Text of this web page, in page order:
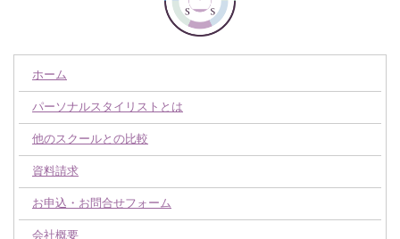
ホーム
パーソナルスタイリストとは
他のスクールとの比較
資料請求
お申込・お問合せフォーム
会社概要